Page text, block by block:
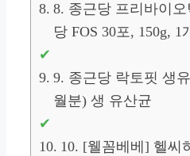
8. 종근당 프리바이
당 FOS 30포, 150g, 1
9. 종근당 락토핏 생
월분) 생 유산균
10. [웰꼼베베] 헬씨